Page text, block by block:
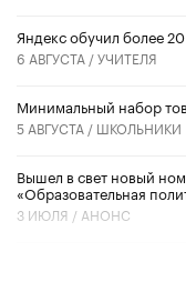
​Яндекс обучил более
6 АВГУСТА /УЧИТЕЛЯ
Минимальный набор
5 АВГУСТА / ШКОЛЬНИКИ
Вышел в свет новый
«Образовательная
3 ИЮЛЯ / АНОНС